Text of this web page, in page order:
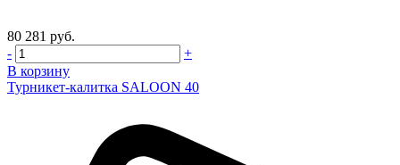
80 281 руб.
-
+
В корзину
Турникет-калитка SALOON 40